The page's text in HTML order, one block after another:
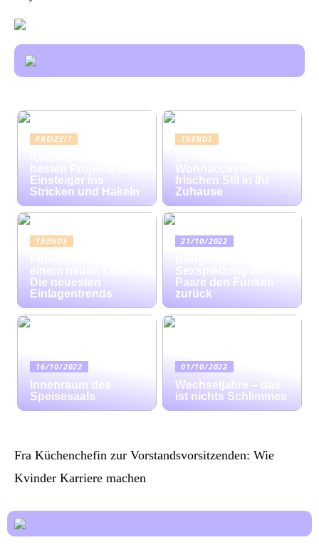
FREIZEIT
besten Projekte für
Einsteiger ins
Stricken und Häkeln
TRENDS
Wohnaccessoires
frischen Stil in Ihr
Zuhause
TRENDS
einem neuen Level:
Die neuesten
Einlagentrends
21/10/2022
Sexspielzeug für
Paare den Funken
zurück
16/10/2022
Innenraum des
Speisesaals
01/10/2022
Wechseljahre – das
ist nichts Schlimmes
Fra Küchenchefin zur Vorstandsvorsitzenden: Wie
Kvinder Karriere machen